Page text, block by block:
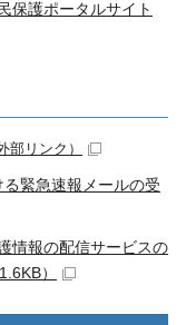
保護ポータルサイト
部リンク）
緊急速報メールの受
情報の配信サービスの
）